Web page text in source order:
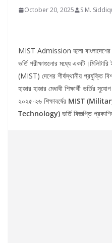
October 20, 2025 S.M.
MIST Admission হলো বাংলাদেশের
ভর্তি পরীক্ষাগুলোর মধ্যে
(MIST) দেশের শীর্ষস্থানীয় প্রযুক্তি
হাজার হাজার মেধাবী শিক্ষার্থী ভর্তির
২০২৫-২৬ শিক্ষাবর্ষের MIST
Technology) ভর্তি বিজ্ঞপ্তি